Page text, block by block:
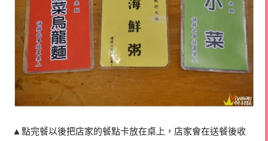
▲點完餐以後把店家的餐點卡放在桌上，店家會在送餐後收